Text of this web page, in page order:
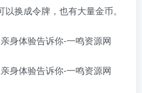
换成令牌，也有大量金币。